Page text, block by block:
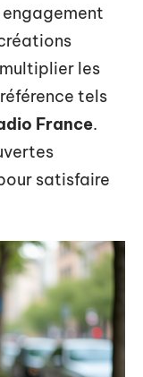
les
tels
France.
satisfaire